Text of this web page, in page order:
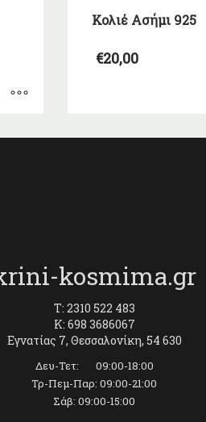
Κολιέ Ασήμι 925
€20,00
kosmima.gr
T: 2310 522 483
K: 698 3686067
Εγνατίας 7, Θεσσαλονίκη, 54 630
Δευ-Τετ: 09:00-18:00
Τρ-Πεμ-Παρ: 09:00-21:00
Σάβ: 09:00-15:00